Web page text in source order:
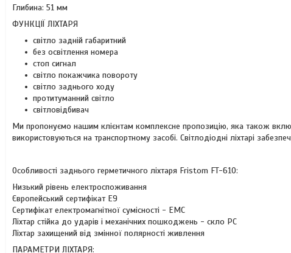
Глибина: 51 мм
ФУНКЦІЇ ЛІХТАРЯ
світло задній габаритний
без освітлення номера
стоп сигнал
світло покажчика повороту
світло заднього ходу
протитуманний світло
світловідбивач
Ми пропонуємо нашим клієнтам комплексне пропозицію, яка також
використовуються на транспортному засобі. Світлодіодні ліхтарі
Особливості заднього герметичного ліхтаря Fristom FT-610:
Низький рівень електроспоживання
Європейський сертифікат E9
Сертифікат електромагнітної сумісності - EMC
Ліхтар стійка до ударів і механічних пошкоджень - скло PC
Ліхтар захищений від змінної полярності живлення
ПАРАМЕТРИ ЛІХТАРЯ: